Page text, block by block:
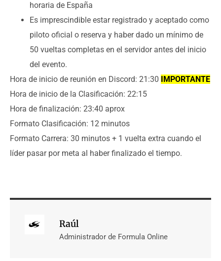
horaria de España
Es imprescindible estar registrado y aceptado como
piloto oficial o reserva y haber dado un mínimo de
50 vueltas completas en el servidor antes del inicio
del evento.
Hora de inicio de reunión en Discord: 21:30
IMPORTANTE
Hora de inicio de la Clasificación: 22:15
Hora de finalización: 23:40 aprox
Formato Clasificación: 12 minutos
Formato Carrera: 30 minutos + 1 vuelta extra cuando el
líder pasar por meta al haber finalizado el tiempo.
Raúl
Administrador de Formula Online